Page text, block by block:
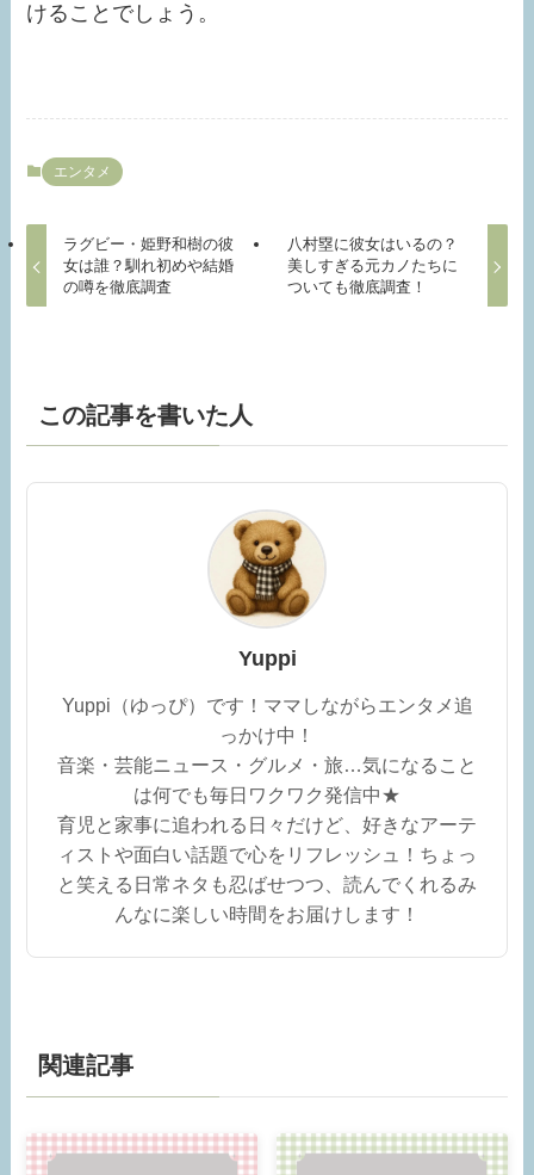
けることでしょう。
エンタメ
ラグビー・姫野和樹の彼
女は誰？馴れ初めや結婚
の噂を徹底調査
八村塁に彼女はいるの？
美しすぎる元カノたちに
ついても徹底調査！
この記事を書いた人
Yuppi
Yuppi（ゆっぴ）です！ママしながらエンタメ追
っかけ中！
音楽・芸能ニュース・グルメ・旅…気になること
は何でも毎日ワクワク発信中★
育児と家事に追われる日々だけど、好きなアーテ
ィストや面白い話題で心をリフレッシュ！ちょっ
と笑える日常ネタも忍ばせつつ、読んでくれるみ
んなに楽しい時間をお届けします！
関連記事